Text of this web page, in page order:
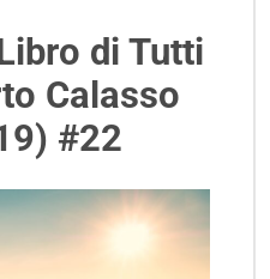
di Tutti
Calasso
#22